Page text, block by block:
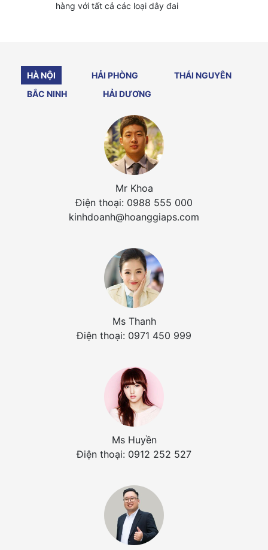
hàng với tất cả các loại dây đai
HÀ NỘI HẢI PHÒNG
THÁI NGUYÊN
BẮC NINH
HẢI DƯƠNG
Mr Khoa
Điện thoại: 0988 555 000
kinhdoanh@hoanggiaps.com
Ms Thanh
Điện thoại: 0971 450 999
Ms Huyền
Điện thoại: 0912 252 527